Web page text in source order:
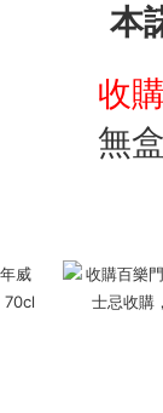
本
收
無